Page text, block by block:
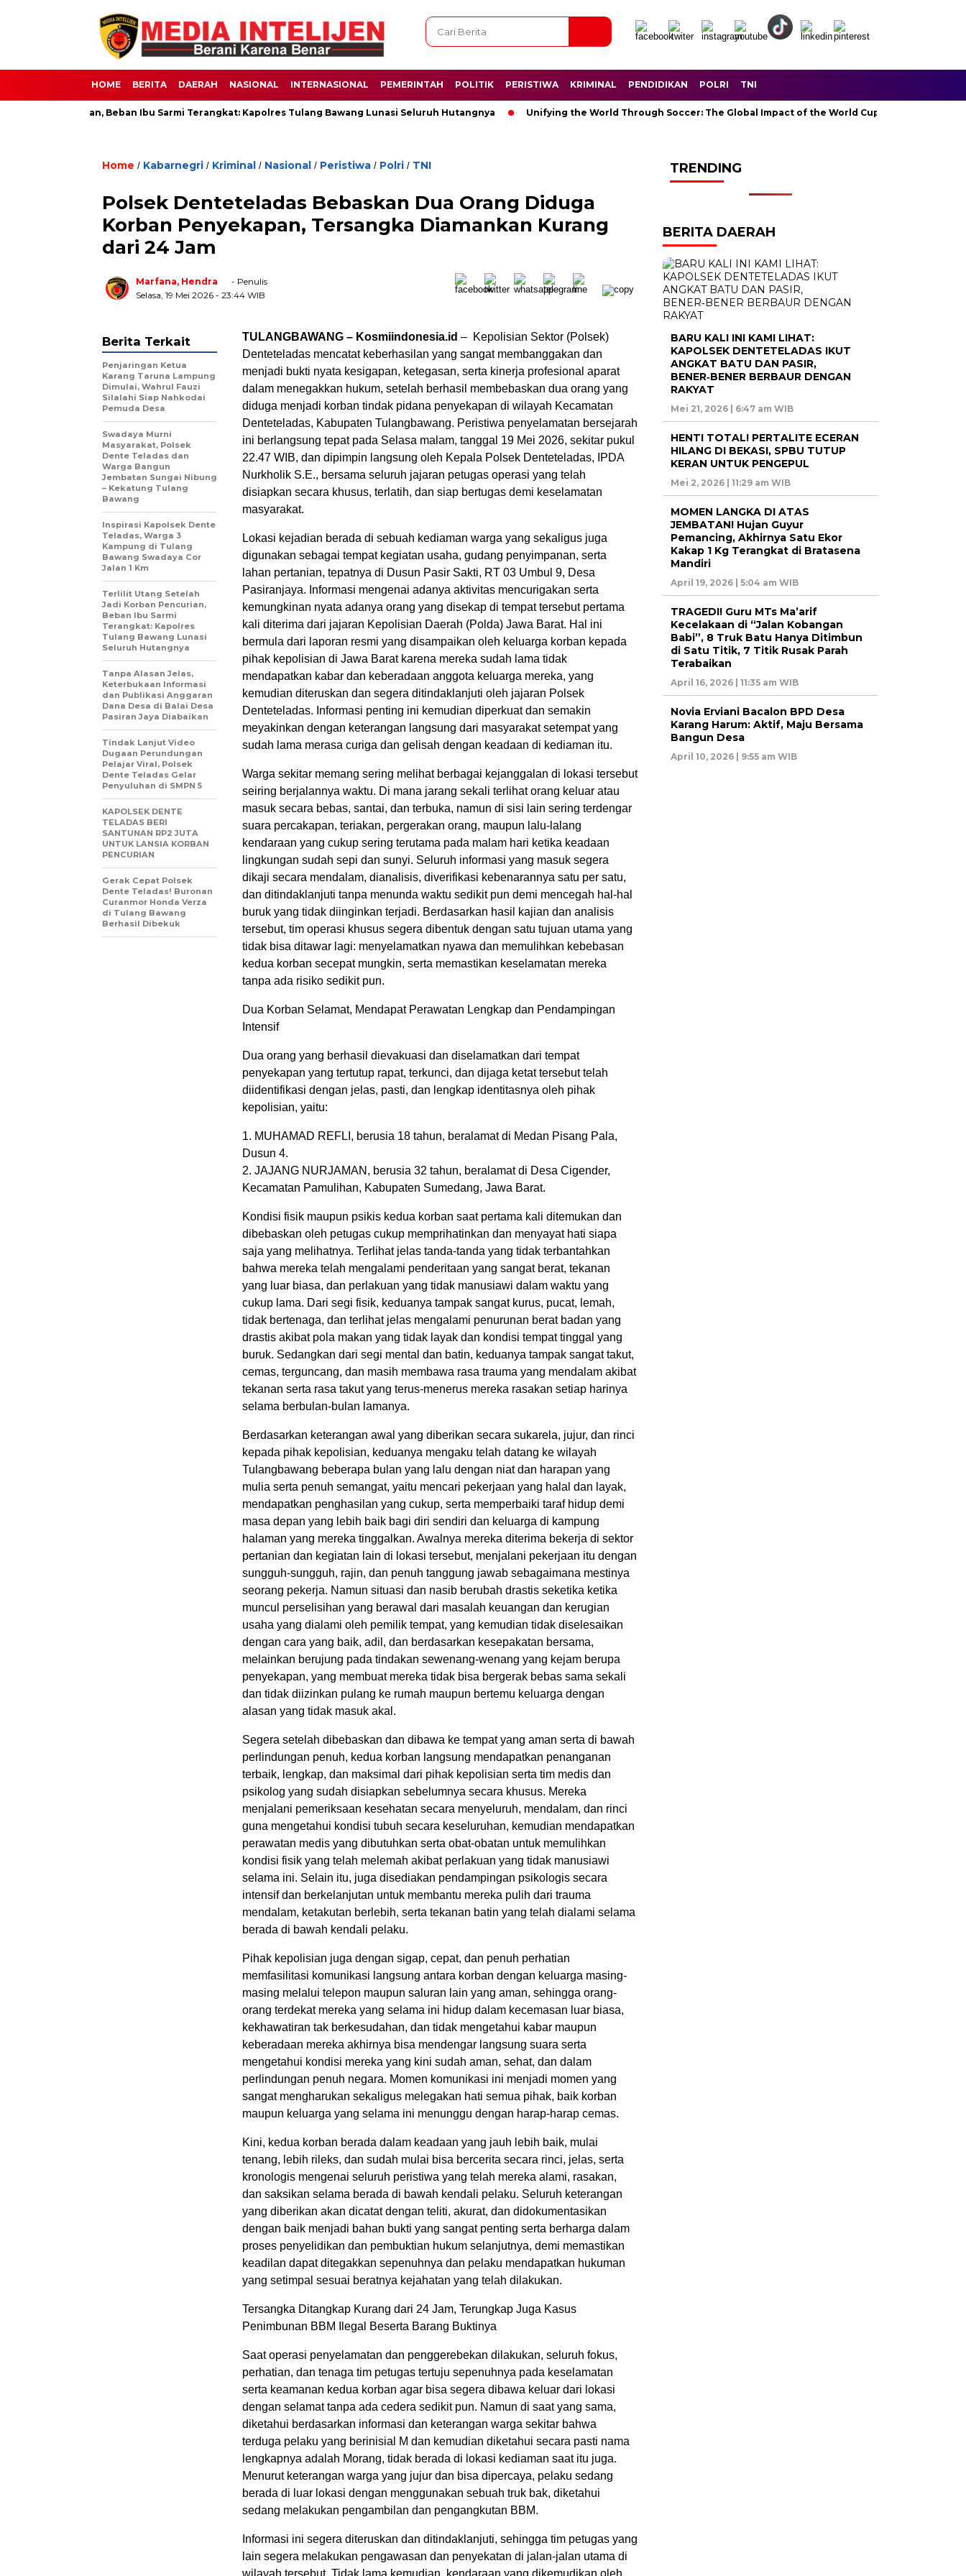
HOME BERITA DAERAH NASIONAL INTERNASIONAL PEMERINTAH POLITIK PERISTIWA KRIMINAL PENDIDIKAN POLRI TNI
Pencurian, Beban Ibu Sarmi Terangkat: Kapolres Tulang Bawang Lunasi Seluruh Hutangnya Unifying the World Through Soccer: The Global Impact of the World Cup
Home / Kabarnegri / Kriminal / Nasional / Peristiwa / Polri / TNI
Polsek Denteteladas Bebaskan Dua Orang Diduga
Korban Penyekapan, Tersangka Diamankan Kurang
dari 24 Jam
Marfana, Hendra
- Penulis
Selasa, 19 Mei 2026 - 23:44 WIB
TULANGBAWANG – Kosmiindonesia.id – Kepolisian Sektor (Polsek)
Denteteladas mencatat keberhasilan yang sangat membanggakan dan
menjadi bukti nyata kesigapan, ketegasan, serta kinerja profesional aparat
dalam menegakkan hukum, setelah berhasil membebaskan dua orang yang
diduga menjadi korban tindak pidana penyekapan di wilayah Kecamatan
Denteteladas, Kabupaten Tulangbawang. Peristiwa penyelamatan bersejarah
ini berlangsung tepat pada Selasa malam, tanggal 19 Mei 2026, sekitar pukul
22.47 WIB, dan dipimpin langsung oleh Kepala Polsek Denteteladas, IPDA
Nurkholik S.E., bersama seluruh jajaran petugas operasi yang telah
disiapkan secara khusus, terlatih, dan siap bertugas demi keselamatan
masyarakat.
Lokasi kejadian berada di sebuah kediaman warga yang sekaligus juga
digunakan sebagai tempat kegiatan usaha, gudang penyimpanan, serta
lahan pertanian, tepatnya di Dusun Pasir Sakti, RT 03 Umbul 9, Desa
Pasiranjaya. Informasi mengenai adanya aktivitas mencurigakan serta
kemungkinan nyata adanya orang yang disekap di tempat tersebut pertama
kali diterima dari jajaran Kepolisian Daerah (Polda) Jawa Barat. Hal ini
bermula dari laporan resmi yang disampaikan oleh keluarga korban kepada
pihak kepolisian di Jawa Barat karena mereka sudah lama tidak
mendapatkan kabar dan keberadaan anggota keluarga mereka, yang
kemudian diteruskan dan segera ditindaklanjuti oleh jajaran Polsek
Denteteladas. Informasi penting ini kemudian diperkuat dan semakin
meyakinkan dengan keterangan langsung dari masyarakat setempat yang
sudah lama merasa curiga dan gelisah dengan keadaan di kediaman itu.
Warga sekitar memang sering melihat berbagai kejanggalan di lokasi tersebut
seiring berjalannya waktu. Di mana jarang sekali terlihat orang keluar atau
masuk secara bebas, santai, dan terbuka, namun di sisi lain sering terdengar
suara percakapan, teriakan, pergerakan orang, maupun lalu-lalang
kendaraan yang cukup sering terutama pada malam hari ketika keadaan
lingkungan sudah sepi dan sunyi. Seluruh informasi yang masuk segera
dikaji secara mendalam, dianalisis, diverifikasi kebenarannya satu per satu,
dan ditindaklanjuti tanpa menunda waktu sedikit pun demi mencegah hal-hal
buruk yang tidak diinginkan terjadi. Berdasarkan hasil kajian dan analisis
tersebut, tim operasi khusus segera dibentuk dengan satu tujuan utama yang
tidak bisa ditawar lagi: menyelamatkan nyawa dan memulihkan kebebasan
kedua korban secepat mungkin, serta memastikan keselamatan mereka
tanpa ada risiko sedikit pun.
Dua Korban Selamat, Mendapat Perawatan Lengkap dan Pendampingan
Intensif
Dua orang yang berhasil dievakuasi dan diselamatkan dari tempat
penyekapan yang tertutup rapat, terkunci, dan dijaga ketat tersebut telah
diidentifikasi dengan jelas, pasti, dan lengkap identitasnya oleh pihak
kepolisian, yaitu:
1. MUHAMAD REFLI, berusia 18 tahun, beralamat di Medan Pisang Pala,
Dusun 4.
2. JAJANG NURJAMAN, berusia 32 tahun, beralamat di Desa Cigender,
Kecamatan Pamulihan, Kabupaten Sumedang, Jawa Barat.
Kondisi fisik maupun psikis kedua korban saat pertama kali ditemukan dan
dibebaskan oleh petugas cukup memprihatinkan dan menyayat hati siapa
saja yang melihatnya. Terlihat jelas tanda-tanda yang tidak terbantahkan
bahwa mereka telah mengalami penderitaan yang sangat berat, tekanan
yang luar biasa, dan perlakuan yang tidak manusiawi dalam waktu yang
cukup lama. Dari segi fisik, keduanya tampak sangat kurus, pucat, lemah,
tidak bertenaga, dan terlihat jelas mengalami penurunan berat badan yang
drastis akibat pola makan yang tidak layak dan kondisi tempat tinggal yang
buruk. Sedangkan dari segi mental dan batin, keduanya tampak sangat takut,
cemas, terguncang, dan masih membawa rasa trauma yang mendalam akibat
tekanan serta rasa takut yang terus-menerus mereka rasakan setiap harinya
selama berbulan-bulan lamanya.
Berdasarkan keterangan awal yang diberikan secara sukarela, jujur, dan rinci
kepada pihak kepolisian, keduanya mengaku telah datang ke wilayah
Tulangbawang beberapa bulan yang lalu dengan niat dan harapan yang
mulia serta penuh semangat, yaitu mencari pekerjaan yang halal dan layak,
mendapatkan penghasilan yang cukup, serta memperbaiki taraf hidup demi
masa depan yang lebih baik bagi diri sendiri dan keluarga di kampung
halaman yang mereka tinggalkan. Awalnya mereka diterima bekerja di sektor
pertanian dan kegiatan lain di lokasi tersebut, menjalani pekerjaan itu dengan
sungguh-sungguh, rajin, dan penuh tanggung jawab sebagaimana mestinya
seorang pekerja. Namun situasi dan nasib berubah drastis seketika ketika
muncul perselisihan yang berawal dari masalah keuangan dan kerugian
usaha yang dialami oleh pemilik tempat, yang kemudian tidak diselesaikan
dengan cara yang baik, adil, dan berdasarkan kesepakatan bersama,
melainkan berujung pada tindakan sewenang-wenang yang kejam berupa
penyekapan, yang membuat mereka tidak bisa bergerak bebas sama sekali
dan tidak diizinkan pulang ke rumah maupun bertemu keluarga dengan
alasan yang tidak masuk akal.
Segera setelah dibebaskan dan dibawa ke tempat yang aman serta di bawah
perlindungan penuh, kedua korban langsung mendapatkan penanganan
terbaik, lengkap, dan maksimal dari pihak kepolisian serta tim medis dan
psikolog yang sudah disiapkan sebelumnya secara khusus. Mereka
menjalani pemeriksaan kesehatan secara menyeluruh, mendalam, dan rinci
guna mengetahui kondisi tubuh secara keseluruhan, kemudian mendapatkan
perawatan medis yang dibutuhkan serta obat-obatan untuk memulihkan
kondisi fisik yang telah melemah akibat perlakuan yang tidak manusiawi
selama ini. Selain itu, juga disediakan pendampingan psikologis secara
intensif dan berkelanjutan untuk membantu mereka pulih dari trauma
mendalam, ketakutan berlebih, serta tekanan batin yang telah dialami selama
berada di bawah kendali pelaku.
Pihak kepolisian juga dengan sigap, cepat, dan penuh perhatian
memfasilitasi komunikasi langsung antara korban dengan keluarga masing-
masing melalui telepon maupun saluran lain yang aman, sehingga orang-
orang terdekat mereka yang selama ini hidup dalam kecemasan luar biasa,
kekhawatiran tak berkesudahan, dan tidak mengetahui kabar maupun
keberadaan mereka akhirnya bisa mendengar langsung suara serta
mengetahui kondisi mereka yang kini sudah aman, sehat, dan dalam
perlindungan penuh negara. Momen komunikasi ini menjadi momen yang
sangat mengharukan sekaligus melegakan hati semua pihak, baik korban
maupun keluarga yang selama ini menunggu dengan harap-harap cemas.
Kini, kedua korban berada dalam keadaan yang jauh lebih baik, mulai
tenang, lebih rileks, dan sudah mulai bisa bercerita secara rinci, jelas, serta
kronologis mengenai seluruh peristiwa yang telah mereka alami, rasakan,
dan saksikan selama berada di bawah kendali pelaku. Seluruh keterangan
yang diberikan akan dicatat dengan teliti, akurat, dan didokumentasikan
dengan baik menjadi bahan bukti yang sangat penting serta berharga dalam
proses penyelidikan dan pembuktian hukum selanjutnya, demi memastikan
keadilan dapat ditegakkan sepenuhnya dan pelaku mendapatkan hukuman
yang setimpal sesuai beratnya kejahatan yang telah dilakukan.
Tersangka Ditangkap Kurang dari 24 Jam, Terungkap Juga Kasus
Penimbunan BBM Ilegal Beserta Barang Buktinya
Saat operasi penyelamatan dan penggerebekan dilakukan, seluruh fokus,
perhatian, dan tenaga tim petugas tertuju sepenuhnya pada keselamatan
serta keamanan kedua korban agar bisa segera dibawa keluar dari lokasi
dengan selamat tanpa ada cedera sedikit pun. Namun di saat yang sama,
diketahui berdasarkan informasi dan keterangan warga sekitar bahwa
terduga pelaku yang berinisial M dan kemudian diketahui secara pasti nama
lengkapnya adalah Morang, tidak berada di lokasi kediaman saat itu juga.
Menurut keterangan warga yang jujur dan bisa dipercaya, pelaku sedang
berada di luar lokasi dengan menggunakan sebuah truk bak, diketahui
sedang melakukan pengambilan dan pengangkutan BBM.
Informasi ini segera diteruskan dan ditindaklanjuti, sehingga tim petugas yang
lain segera melakukan pengawasan dan penyekatan di jalan-jalan utama di
wilayah tersebut. Tidak lama kemudian, kendaraan yang dikemudikan oleh
Berita Terkait
Penjaringan Ketua
Karang Taruna Lampung
Dimulai, Wahrul Fauzi
Silalahi Siap Nahkodai
Pemuda Desa
Swadaya Murni
Masyarakat, Polsek
Dente Teladas dan
Warga Bangun
Jembatan Sungai Nibung
– Kekatung Tulang
Bawang
Inspirasi Kapolsek Dente
Teladas, Warga 3
Kampung di Tulang
Bawang Swadaya Cor
Jalan 1 Km
Terlilit Utang Setelah
Jadi Korban Pencurian,
Beban Ibu Sarmi
Terangkat: Kapolres
Tulang Bawang Lunasi
Seluruh Hutangnya
Tanpa Alasan Jelas,
Keterbukaan Informasi
dan Publikasi Anggaran
Dana Desa di Balai Desa
Pasiran Jaya Diabaikan
Tindak Lanjut Video
Dugaan Perundungan
Pelajar Viral, Polsek
Dente Teladas Gelar
Penyuluhan di SMPN 5
KAPOLSEK DENTE
TELADAS BERI
SANTUNAN RP2 JUTA
UNTUK LANSIA KORBAN
PENCURIAN
Gerak Cepat Polsek
Dente Teladas! Buronan
Curanmor Honda Verza
di Tulang Bawang
Berhasil Dibekuk
TRENDING
BERITA DAERAH
BARU KALI INI KAMI LIHAT:
KAPOLSEK DENTETELADAS IKUT
ANGKAT BATU DAN PASIR,
BENER‑BENER BERBAUR DENGAN
RAKYAT
Mei 21, 2026 | 6:47 am WIB
HENTI TOTAL! PERTALITE ECERAN
HILANG DI BEKASI, SPBU TUTUP
KERAN UNTUK PENGEPUL
Mei 2, 2026 | 11:29 am WIB
MOMEN LANGKA DI ATAS
JEMBATAN! Hujan Guyur
Pemancing, Akhirnya Satu Ekor
Kakap 1 Kg Terangkat di Bratasena
Mandiri
April 19, 2026 | 5:04 am WIB
TRAGEDI! Guru MTs Ma’arif
Kecelakaan di “Jalan Kobangan
Babi”, 8 Truk Batu Hanya Ditimbun
di Satu Titik, 7 Titik Rusak Parah
Terabaikan
April 16, 2026 | 11:35 am WIB
Novia Erviani Bacalon BPD Desa
Karang Harum: Aktif, Maju Bersama
Bangun Desa
April 10, 2026 | 9:55 am WIB